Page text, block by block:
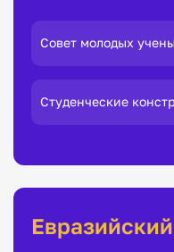
Совет молодых
Студенческие